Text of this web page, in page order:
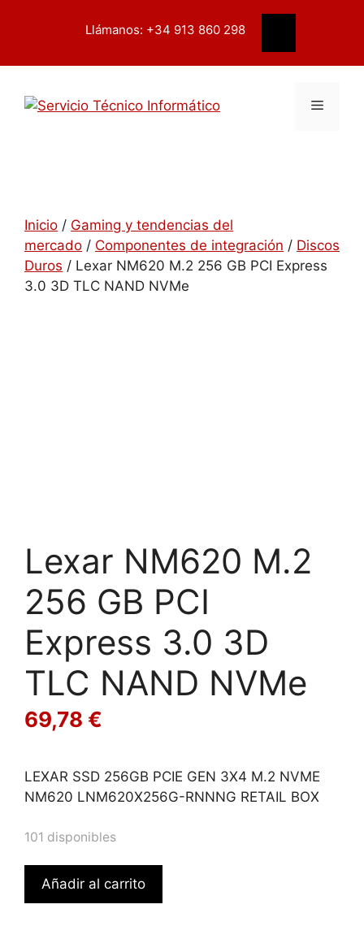
Buscar
Llámanos: +34 913 860 298
Menú
Inicio / Gaming y tendencias del
mercado / Componentes de integración / Discos
Duros / Lexar NM620 M.2 256 GB PCI Express
3.0 3D TLC NAND NVMe
Lexar NM620 M.2
256 GB PCI
Express 3.0 3D
TLC NAND NVMe
69,78 €
LEXAR SSD 256GB PCIE GEN 3X4 M.2 NVME
NM620 LNM620X256G-RNNNG RETAIL BOX
101 disponibles
Lexar
NM620
Añadir al carrito